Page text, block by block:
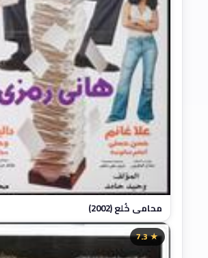
محامي خُلع (2002)
★ 7.3